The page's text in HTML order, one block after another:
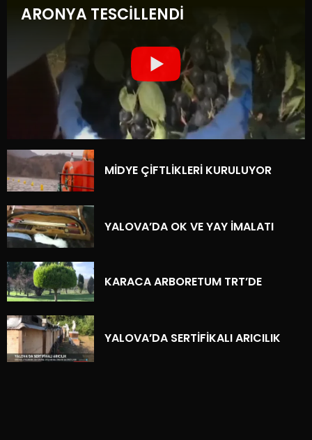
ARONYA TESCİLLENDİ
MİDYE ÇİFTLİKLERİ KURULUYOR
YALOVA’DA OK VE YAY İMALATI
KARACA ARBORETUM TRT’DE
YALOVA’DA SERTİFİKALI ARICILIK